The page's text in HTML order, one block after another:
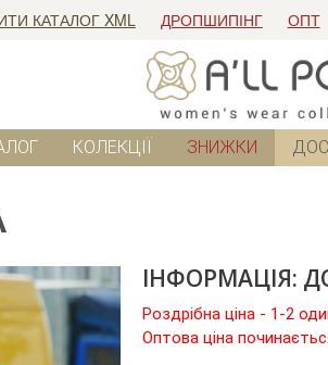
КАТАЛОГ XML ДРОПШИПІНГ ОПТ
КОЛЕКЦІЇ ЗНИЖКИ
ІНФОРМАЦІЯ:
Роздрібна ціна - 1-2
Оптова ціна